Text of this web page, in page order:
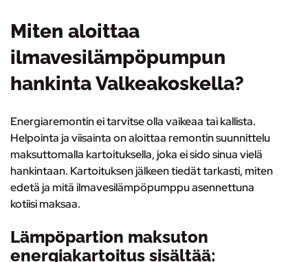
Miten aloittaa
ilmavesilämpöpumpun
hankinta Valkeakoskella?
Energiaremontin ei tarvitse olla vaikeaa tai kallista.
Helpointa ja viisainta onaloittaa remontin suunnittelu
maksuttomalla kartoituksella, joka ei sido sinua vielä
hankintaan. Kartoituksen jälkeen tiedät tarkasti, miten
edetä ja mitä ilmavesilämpöpumppu asennettuna
kotiisi maksaa.
Lämpöpartion maksuton
energiakartoitus sisältää: